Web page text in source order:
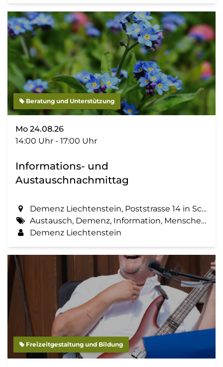
Beratung und Unterstützung
Mo 24.08.26
14:00 Uhr - 17:00 Uhr
Informations- und
Austauschnachmittag
Demenz Liechtenstein, Poststrasse 14 in Schaan
Austausch, Demenz, Information, Menschen mit Demenz, Zemma tua - Senioren gemeinsam aktiv
Demenz Liechtenstein
Freizeitgestaltung und Bildung